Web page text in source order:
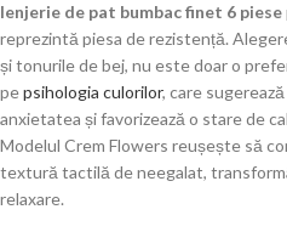
lenjerie de pat bumbac finet 6 piese
reprezintă piesa de rezistență.
și tonurile de bej, nu este doar o
pepsihologia culorilor, care
anxietatea și favorizează o stare de
Modelul Crem Flowers reușește să
textură tactilă de neegalat,
relaxare.